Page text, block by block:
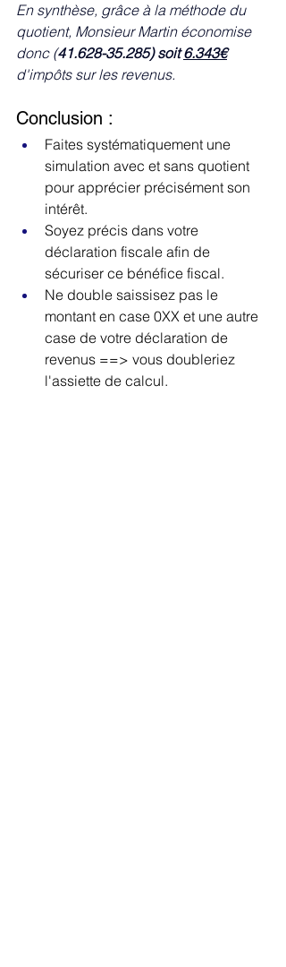
En synthèse, grâce à la méthode du
quotient, Monsieur Martin économise
donc (41.628-35.285) soit 6.343€
d'impôts sur les revenus.
Conclusion :
Faites systématiquement une
simulation avec et sans quotient
pour apprécier précisément son
intérêt.
Soyez précis dans votre
déclaration fiscale afin de
sécuriser ce bénéfice fiscal.
Ne double saissisez pas le
montant en case 0XX et une autre
case de votre déclaration de
revenus ==> vous doubleriez
l'assiette de calcul.